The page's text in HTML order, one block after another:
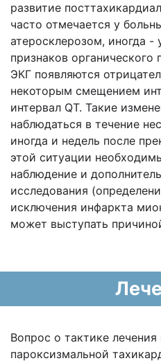
развитие
часто отмечается у
атеросклерозом, иногда
признаков
ЭКГ появляются
некоторым смещением
интервал QТ. Такие
наблюдаться в течение
иногда и недель после
этой ситуации
наблюдение и
исследования
исключения инфаркта
может выступать
Вопрос о тактике лечения
пароксизмальной